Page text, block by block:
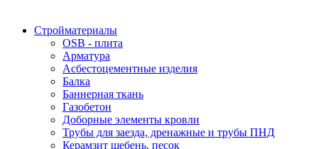
Стройматериалы
OSB - плита
Арматура
Асбестоцементные изделия
Балка
Баннерная ткань
Газобетон
Доборные элементы кровли
Трубы для заезда, дренажные и трубы ПНД
Керамзит щебень, песок